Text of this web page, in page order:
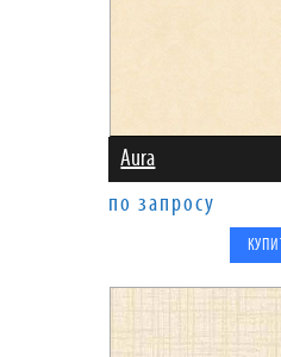
Aura
по запросу